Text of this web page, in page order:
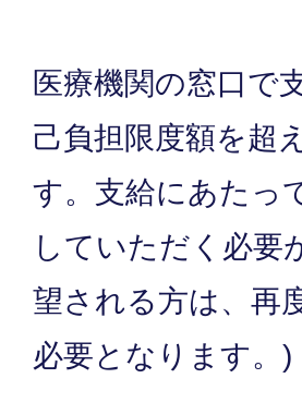
医療機関の窓口で
己負担限度額を超
す。支給にあたっ
していただく必要
望される方は、再
必要となります。)